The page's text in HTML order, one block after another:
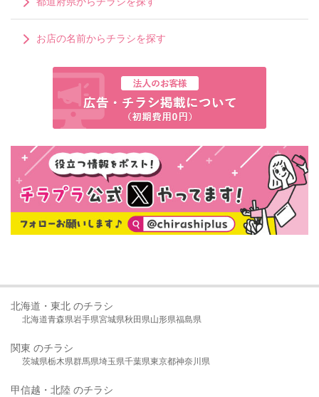
お店の名前からチラシを探す
北海道・東北 のチラシ
北海道青森県岩手県宮城県秋田県山形県福島県
関東 のチラシ
茨城県栃木県群馬県埼玉県千葉県東京都神奈川県
甲信越・北陸 のチラシ